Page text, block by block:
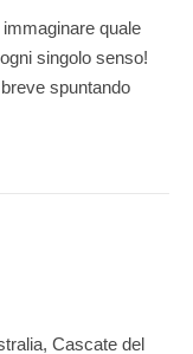
immaginare quale
singolo senso!
spuntando
Cascate del